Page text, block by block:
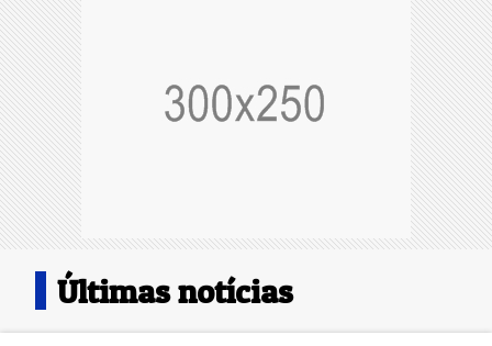
Últimas notícias